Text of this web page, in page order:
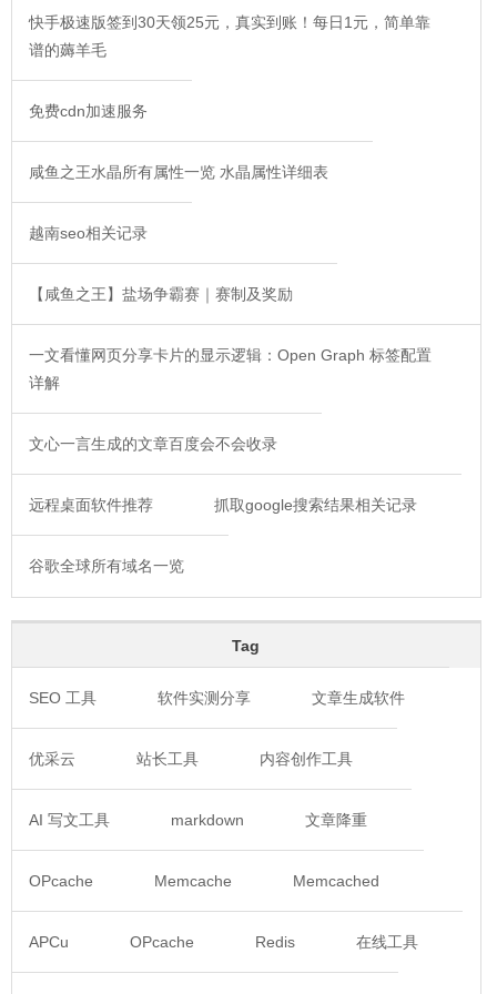
快手极速版签到30天领25元，真实到账！每日1元，简单靠
谱的薅羊毛
免费cdn加速服务
咸鱼之王水晶所有属性一览 水晶属性详细表
越南seo相关记录
【咸鱼之王】盐场争霸赛｜赛制及奖励
一文看懂网页分享卡片的显示逻辑：Open Graph 标签配置
详解
文心一言生成的文章百度会不会收录
远程桌面软件推荐 抓取google搜索结果相关记录
谷歌全球所有域名一览
Tag
SEO 工具 软件实测分享 文章生成软件
优采云 站长工具 内容创作工具
AI 写文工具 markdown 文章降重
OPcache Memcache Memcached
APCu OPcache Redis 在线工具